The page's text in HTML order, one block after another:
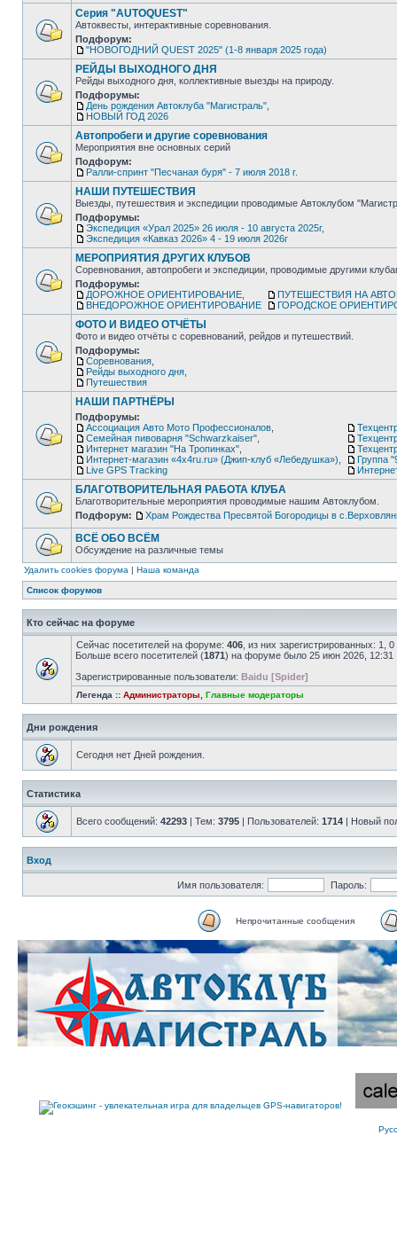
Серия "AUTOQUEST"
Автоквесты, интерактивные соревнования.
Подфорум:
"НОВОГОДНИЙ QUEST 2025" (1-8 января 2025 года)
РЕЙДЫ ВЫХОДНОГО ДНЯ
Рейды выходного дня, коллективные выезды на природу.
Подфорумы:
День рождения Автоклуба "Магистраль"
НОВЫЙ ГОД 2026
Автопробеги и другие соревнования
Мероприятия вне основных серий
Подфорум:
Ралли-спринт "Песчаная буря" - 7 июля 2018 г.
НАШИ ПУТЕШЕСТВИЯ
Выезды, путешествия и экспедиции проводимые Автоклубом
Подфорумы:
Экспедиция «Урал 2025» 26 июля - 10 августа 2025г,
Экспедиция «Кавказ 2026» 4 - 19 июля 2026г
МЕРОПРИЯТИЯ ДРУГИХ КЛУБОВ
Соревнования, автопробеги и экспедиции, проводимые другими
Подфорумы:
ДОРОЖНОЕ ОРИЕНТИРОВАНИЕ
ВНЕДОРОЖНОЕ ОРИЕНТИРОВАНИЕ
ПУТЕШЕСТВИЯ НА
ГОРОДСКОЕ
ФОТО И ВИДЕО ОТЧЁТЫ
Фото и видео отчёты с соревнований, рейдов и путешествий.
Подфорумы:
Соревнования
Рейды выходного дня
Путешествия
НАШИ ПАРТНЁРЫ
Подфорумы:
Ассоциация Авто Мото Профессионалов
Семейная пивоварня "Schwarzkaiser"
Интернет магазин "На Тропинках"
Интернет-магазин «4х4ru.ru» (Джип-клуб «Лебедушка»)
Live GPS Tracking
Группа
БЛАГОТВОРИТЕЛЬНАЯ РАБОТА КЛУБА
Благотворительные мероприятия проводимые нашим Автоклубом.
Подфорум:
Храм Рождества Пресвятой Богородицы в
ВСЁ ОБО ВСЁМ
Обсуждение на различные темы
Удалить cookies форума | Наша команда
Список форумов
Кто сейчас на форуме
Сейчас посетителей на форуме: 406 , из них зарегистрированных: 1,
Больше всего посетителей (1871) на форуме было 25 июн 2026, 12:31
Зарегистрированные пользователи: Baidu [Spider]
Легенда :: Администраторы Главные модераторы
Дни рождения
Сегодня нет Дней рождения.
Статистика
Всего сообщений: 42293 | Тем: 3795 | Пользователей: 1714 | Новый
Вход
Имя пользователя: Пароль:
Непрочитанные сообщения